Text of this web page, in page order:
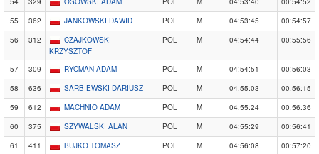
55
362 JANKOWSKI DAWID POL M 04:53:45
00:54:57
56
312
CZAJKOWSKI
KRZYSZTOF
POL M 04:54:44 00:55:56
57 309 RYCMAN ADAM POL M 04:54:51
00:56:03
58
636 SARBIEWSKI DARIUSZ POL M 04:55:03
00:56:15
59
612 MACHNIO ADAM POL M 04:55:24
00:56:36
60
375 SZYWALSKI ALAN POL M 04:55:29
00:56:41
61
411 BUJKO TOMASZ POL M 04:56:08
00:57:20